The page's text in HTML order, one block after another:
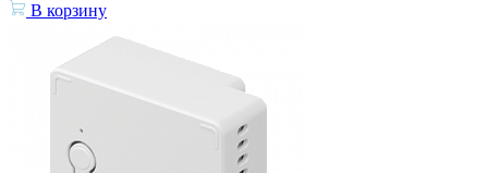
В корзину